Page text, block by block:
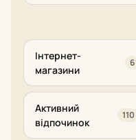
Інтернет-
магазини
6
Активний
відпочинок
110